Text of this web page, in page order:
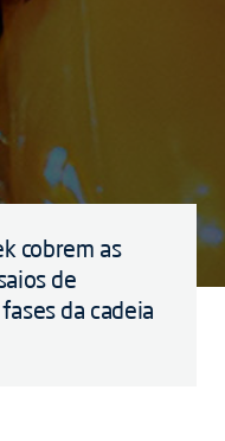
cobrem as
de
da cadeia